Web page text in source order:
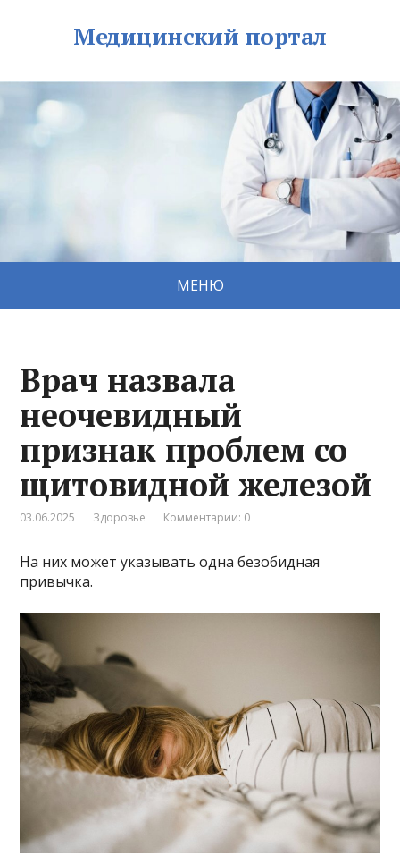
Медицинский портал
МЕНЮ
Врач назвала
неочевидный
признак проблем со
щитовидной железой
03.06.2025 Здоровье Комментарии: 0
На них может указывать одна безобидная
привычка.